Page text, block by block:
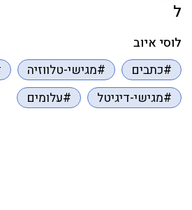
ל
לוסי איוב
#כתבים
#מגישי-טלווזיה
#מגישי-דיגיטל
#עלומים